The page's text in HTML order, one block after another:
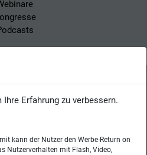
Impressum
Erfahrung zu verbessern.
kann der Nutzer den Werbe-Return on
Nutzerverhalten mit Flash, Video,